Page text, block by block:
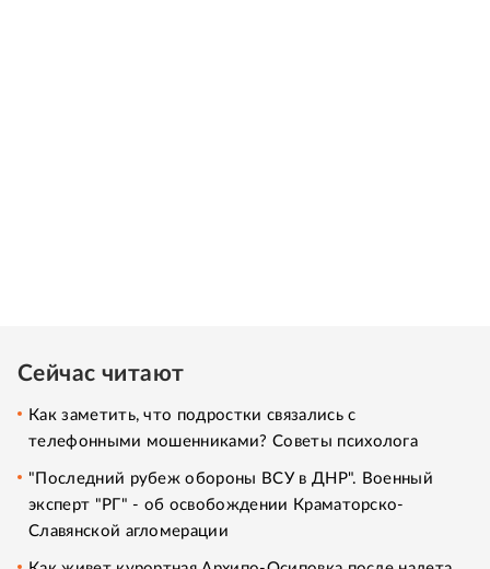
Сейчас читают
Как заметить, что подростки связались с
телефонными мошенниками? Советы психолога
"Последний рубеж обороны ВСУ в ДНР". Военный
эксперт "РГ" - об освобождении Краматорско-
Славянской агломерации